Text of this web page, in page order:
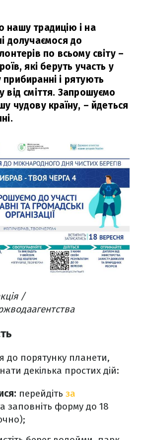
нашу традицію і на
долучаємося до
по всьому світу –
які беруть участь у
і рятують
від сміття. Запрошуємо
чудову країну, – йдеться
/
до порятунку планети,
декілька простих дій:
перейдіть за
заповніть форму до 18